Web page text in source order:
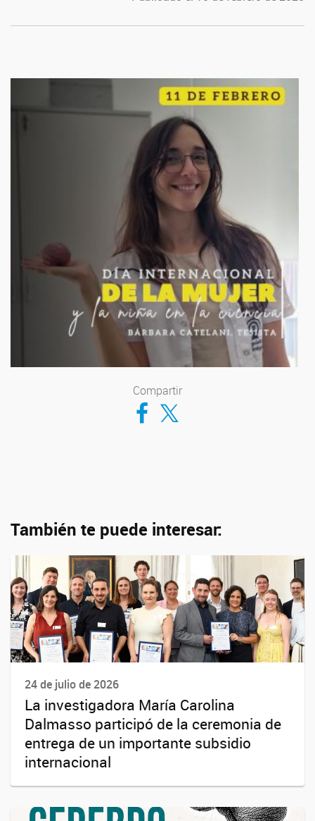
Compartir
Compartir en Facebook
Compartir en Twitter
También te puede interesar:
24 de julio de 2026
La investigadora María Carolina
Dalmasso participó de la ceremonia de
entrega de un importante subsidio
internacional